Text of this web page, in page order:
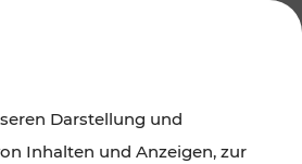
Darstellung und
Inhalten und Anzeigen, zur